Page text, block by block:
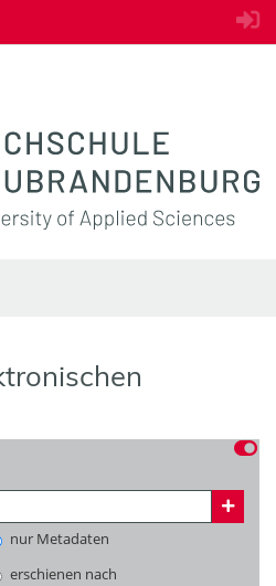
nur Metadaten
erschienen nach